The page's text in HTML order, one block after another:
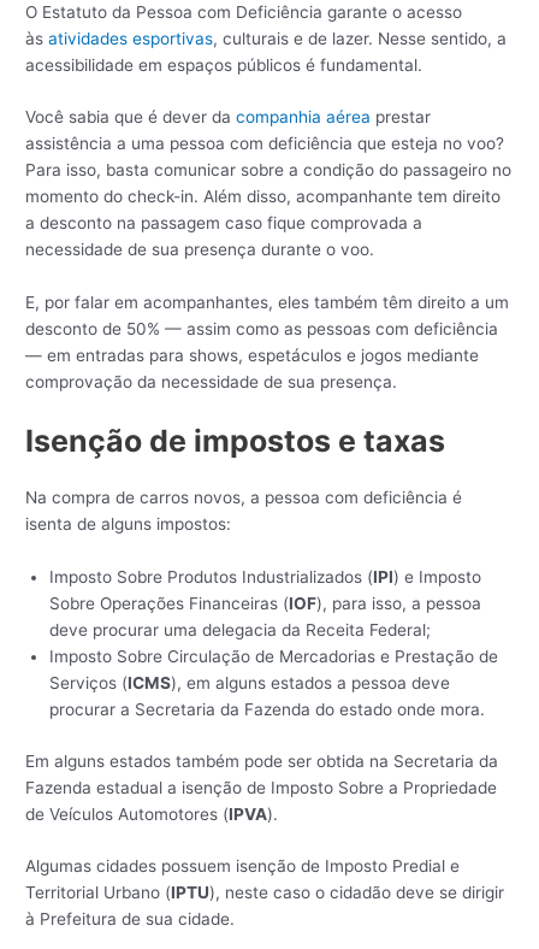
O Estatuto da Pessoa com Deficiência garante o acesso
àsatividades esportivas, culturais e de lazer. Nesse sentido, a
acessibilidade em espaços públicos é fundamental.
Você sabia que é dever dacompanhia aérea prestar
assistência a uma pessoa com deficiência que esteja no voo?
Para isso, basta comunicar sobre a condição do passageiro no
momento do check-in. Além disso, acompanhante tem direito
a desconto na passagem caso fique comprovada a
necessidade de sua presença durante o voo.
E, por falar em acompanhantes, eles também têm direito a um
desconto de 50% — assim como as pessoas com deficiência
— em entradas para shows, espetáculos e jogos mediante
comprovação da necessidade de sua presença.
Isenção de impostos e taxas
Na compra de carros novos, a pessoa com deficiência é
isenta de alguns impostos:
Imposto Sobre Produtos Industrializados (IPI) e Imposto
Sobre Operações Financeiras (IOF), para isso, a pessoa
deve procurar uma delegacia da Receita Federal;
Imposto Sobre Circulação de Mercadorias e Prestação de
Serviços (ICMS), em alguns estados a pessoa deve
procurar a Secretaria da Fazenda do estado onde mora.
Em alguns estados também pode ser obtida na Secretaria da
Fazenda estadual a isenção de Imposto Sobre a Propriedade
de Veículos Automotores (IPVA).
Algumas cidades possuem isenção de Imposto Predial e
Territorial Urbano (IPTU), neste caso o cidadão deve se dirigir
à Prefeitura de sua cidade.